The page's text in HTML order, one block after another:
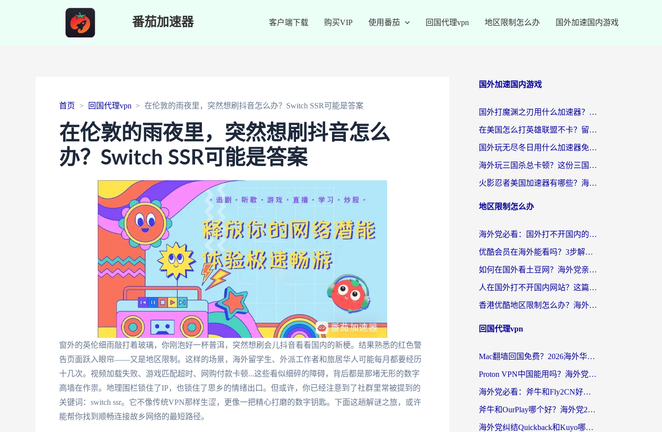
番茄加速器 客户端下载 购买VIP 使用番茄 回国代理vpn 地区限制怎么办 国外加速国内游戏
首页 回国代理vpn 在伦敦的雨夜里，突然想刷抖音怎么办？Switch SSR可能是答案
在伦敦的雨夜里，突然想刷抖音怎么
办？Switch SSR可能是答案
窗外的英伦细雨敲打着玻璃，你刚泡好一杯普洱，突然想刷会儿抖音看看国内的新梗。结果熟悉的红色警
告页面跃入眼帘——又是地区限制。这样的场景，海外留学生、外派工作者和旅居华人可能每月都要经历
十几次。视频加载失败、游戏匹配超时、网购付款卡顿...这些看似细碎的障碍，背后都是那堵无形的数字
高墙在作祟。地理围栏锁住了IP，也锁住了思乡的情绪出口。但或许，你已经注意到了社群里常被提到的
关键词：switch ssr。它不像传统VPN那样生涩，更像一把精心打磨的数字钥匙。下面这趟解谜之旅，或许
能帮你找到顺畅连接故乡网络的最短路径。
国外加速国内游戏
国外打魔渊之刃用什么加速器？2026海外玩家国服游戏加速全攻略（附闪耀暖暖&复苏的魔女避坑指南）
在美国怎么打英雄联盟不卡？留学生亲测的国服游戏加速全攻略
国外玩无尽冬日用什么加速器免费？海外党国服游戏加速避坑指南
海外玩三国杀总卡顿？这份三国杀游戏加速器指南帮你告别延迟烦恼
火影忍者美国加速器有哪些？海外党亲测的国服游戏加速全攻略（含菲律宾玩三国之刃守望黎明技巧）
地区限制怎么办
海外党必看：国外打不开国内的app怎么办？3步解决你的乡愁
优酷会员在海外能看吗？3步解决海外追剧难题，附实测好用加速器推荐
如何在国外看土豆网？海外党亲测有效的追剧加速器选择指南
人在国外打不开国内网站？这篇攻略帮你无缝解锁国内资源（附交管12123使用技巧）
香港优酷地区限制怎么办？海外党亲测有效的追剧解决方案
回国代理vpn
Mac翻墙回国免费？2026海外华人亲测：从CCTV5直播到国内APP，这样选加速器才靠谱
Proton VPN中国能用吗？海外党选回国加速器的避坑指南（附番茄加速器实测）
海外党必看：斧牛和Fly2CN好用吗？3招教你选对回国加速器（附免费试用攻略）
斧牛和OurPlay哪个好？海外党2026亲测：选对加速器，国内资源秒加载
海外党纠结Quickback和Kuyo哪个好？选对回国加速器才能无缝刷国内资源